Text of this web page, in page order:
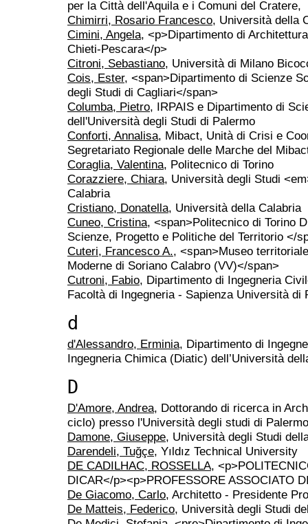
per la Città dell'Aquila e i Comuni del Cratere,
Chimirri, Rosario Francesco, Università della
Cimini, Angela, <p>Dipartimento di
Chieti-Pescara</p>
Citroni, Sebastiano, Università di Milano
Cois, Ester, <span>Dipartimento di Scienze
degli Studi di Cagliari</span>
Columba, Pietro, IRPAIS e Dipartimento di
dell'Università degli Studi di Palermo
Conforti, Annalisa, Mibact, Unità di Crisi e
Segretariato Regionale delle Marche del
Coraglia, Valentina, Politecnico di Torino
Corazziere, Chiara, Università degli Studi
Calabria
Cristiano, Donatella, Università della Calabria
Cuneo, Cristina, <span>Politecnico di Torino
Scienze, Progetto e Politiche del Territorio </
Cuteri, Francesco A., <span>Museo
Moderne di Soriano Calabro (VV)</span>
Cutroni, Fabio, Dipartimento di Ingegneria
Facoltà di Ingegneria - Sapienza Università di
d
d'Alessandro, Erminia, Dipartimento di
Ingegneria Chimica (Diatic) dell’Università
D
D'Amore, Andrea, Dottorando di ricerca in
ciclo) presso l'Università degli studi di
Damone, Giuseppe, Università degli Studi
Darendeli, Tuğçe, Yıldız Technical University
DE CADILHAC, ROSSELLA,
DICAR</p><p>PROFESSORE ASSOCIATO
De Giacomo, Carlo, Architetto - Presidente
De Matteis, Federico, Università degli Studi